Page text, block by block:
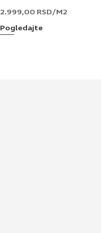
2.999,00 RSD/M2
Pogledajte